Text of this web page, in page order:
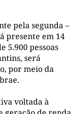
pela segunda –
presente em 14
5.900 pessoas
será
por meio da
voltada à